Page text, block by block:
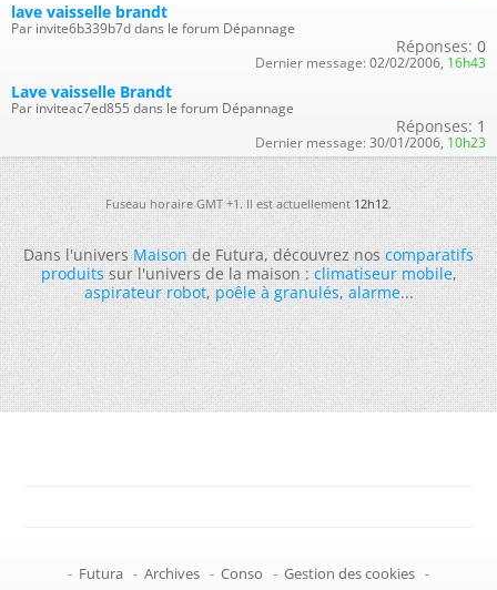
lave vaisselle brandt
Par invite6b339b7d dans le forum Dépannage
Réponses: 0
Dernier message: 02/02/2006, 16h43
Lave vaisselle Brandt
Par inviteac7ed855 dans le forum Dépannage
Réponses: 1
Dernier message: 30/01/2006, 10h23
Fuseau horaire GMT +1. Il est actuellement12h12.
Dans l'universMaisonde Futura, découvrez noscomparatifs
produitssur l'univers de la maison :climatiseur mobile,
aspirateur robot,poêle à granulés,alarme...
- Futura - Archives - Conso - Gestion des cookies -